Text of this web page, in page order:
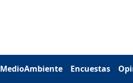
MedioAmbiente Encuestas